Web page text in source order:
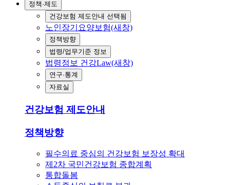
정책·제도
건강보험 제도안내 선택됨
노인장기요양보험(새창)
정책방향
법령/업무기준 정보
법령정보 건강Law(새창)
연구·통계
자료실
건강보험 제도안내
정책방향
필수의료 중심의 건강보험 보장성 확대
제2차 국민건강보험 종합계획
통합돌봄